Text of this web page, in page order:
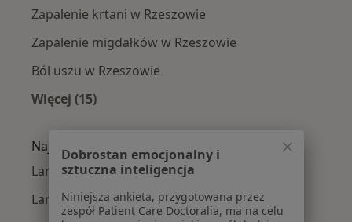
Zapalenie krtani w Rzeszowie
Zapalenie migdałków w Rzeszowie
Ból uszu w Rzeszowie
Więcej (15)
Najpopularniejsze ubezpieczenia
Laryngolodzy z JP MEDICA w Rzeszowie
Laryngolodzy z Allianz w Rzeszowie
Dobrostan emocjonalny i
sztuczna inteligencja
Niniejsza ankieta, przygotowana przez
zespół Patient Care Doctoralia, ma na celu